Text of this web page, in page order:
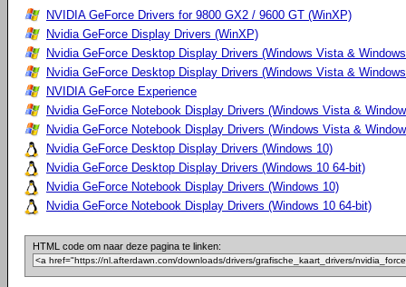
NVIDIA GeForce Drivers for 9800 GX2 / 9600 GT (WinXP)
Nvidia GeForce Display Drivers (WinXP)
Nvidia GeForce Desktop Display Drivers (Windows Vista &
Nvidia GeForce Desktop Display Drivers (Windows Vista &
NVIDIA GeForce Experience
Nvidia GeForce Notebook Display Drivers (Windows Vista &
Nvidia GeForce Notebook Display Drivers (Windows Vista &
Nvidia GeForce Desktop Display Drivers (Windows 10)
Nvidia GeForce Desktop Display Drivers (Windows 10 64-bit)
Nvidia GeForce Notebook Display Drivers (Windows 10)
Nvidia GeForce Notebook Display Drivers (Windows 10 64-bit)
HTML code om naar deze pagina te linken: